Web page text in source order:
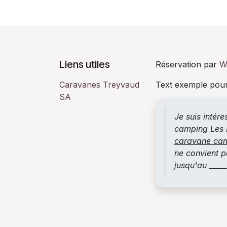
Liens utiles
Caravanes Treyvaud
SA
Réservation par
Text exemple
Je suis
camping Les
caravane
ne convient
jusqu'au